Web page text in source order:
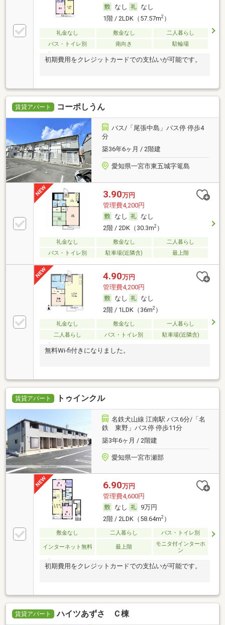
なし
なし
1階 / 2LDK（57.57m2）
礼金なし 敷金なし
二人暮らし
バス・トイレ別
南向き 駐輪場
初期費用をクレジットカードでの支払いが可能です。
賃貸アパート コーポしうん
バス/「尾張中島」バス停 停歩4
分
築36年6ヶ月 / 2階建
愛知県一宮市東五城字篭島
3.90万円
管理費4,200円
なし
なし
2階 / 2DK（30.3m2）
礼金なし 敷金なし
二人暮らし
バス・トイレ別
駐車場(近隣含) 最上階
4.90万円
管理費4,200円
なし
なし
2階 / 1LDK（36m2）
礼金なし 敷金なし
一人暮らし
二人暮らし
バス・トイレ別 駐車場(近隣含)
無料Wi-fi付きになりました。
賃貸アパート トゥインクル
名鉄犬山線 江南駅 バス6分/「名
鉄 東野」バス停 停歩11分
築3年6ヶ月 / 2階建
愛知県一宮市瀬部
6.90万円
管理費4,600円
なし
9万円
2階 / 2LDK（58.64m2）
敷金なし 二人暮らし バス・トイレ別
インターネット無料 最上階
モニタ付インターホ
ン
初期費用をクレジットカードでの支払いが可能です。
賃貸アパート ハイツあずさ Ｃ棟